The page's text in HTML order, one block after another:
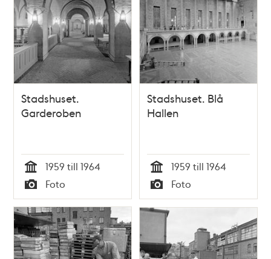
Stadshuset.
Garderoben
Tid
1959 till 1964
Typ
Foto
Stadshuset. Blå
Hallen
Tid
1959 till 1964
Typ
Foto